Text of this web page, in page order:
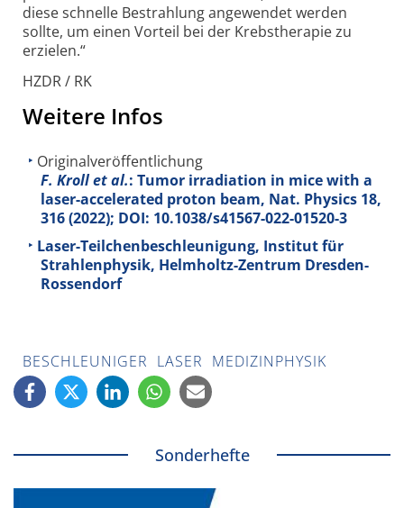
diese schnelle Bestrahlung angewendet werden
sollte, um einen Vorteil bei der Krebstherapie zu
erzielen.“
HZDR / RK
Weitere Infos
Originalveröffentlichung
F. Kroll et al.: Tumor irradiation in mice with a
laser-accelerated proton beam, Nat. Physics 18,
316 (2022); DOI: 10.1038/s41567-022-01520-3
Laser-Teilchenbeschleunigung, Institut für
Strahlenphysik, Helmholtz-Zentrum Dresden-
Rossendorf
BESCHLEUNIGER LASER MEDIZINPHYSIK
Sonderhefte